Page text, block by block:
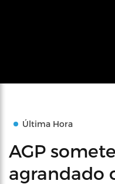
Última Hora
AGP
agrandado